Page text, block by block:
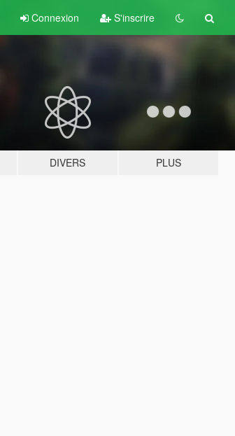
Connexion S'inscrire
DIVERS PLUS